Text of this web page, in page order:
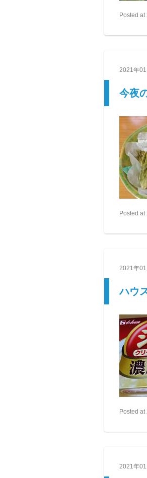
Posted at
2021年01
今夜
Posted at
2021年01
ハウ
Posted at
2021年01